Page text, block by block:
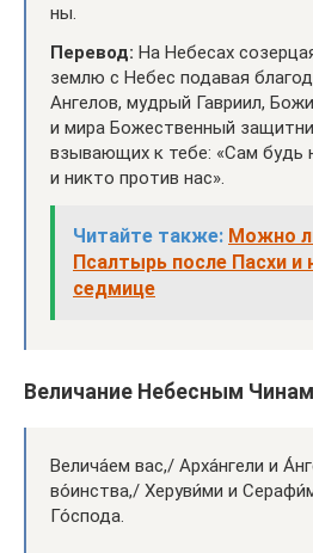
ны.
Перевод: На Небесах
землю с Небес подавая
Ангелов, мудрый Гавриил,
и мира Божественный
взывающих к тебе: «Сам
и никто против нас».
Читайте также: Можно
Псалтырь после Пасхи и
седмице
Величание Небесным
Велича́ем вас,/ Арха́нгели и
во́инства,/ Херуви́ми и
Го́спода.